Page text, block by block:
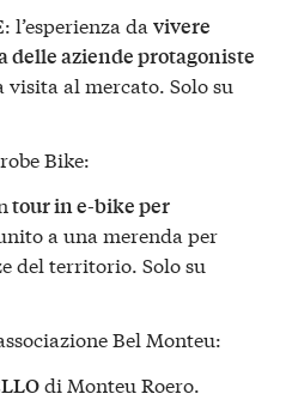
l’esperienza davivere
aziende protagoniste
visita al mercato. Solo su
Bike:
tour in e-bike per
a una merenda per
del territorio. Solo su
Bel Monteu:
di Monteu Roero.